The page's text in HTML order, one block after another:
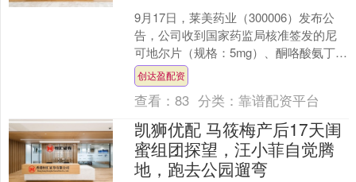
9月17日，莱美药业（300006）发布公
告，公司收到国家药监局核准签发的尼
可地尔片（规格：5mg）、酮咯酸氨丁三
醇注射液（规格 1ml：30mg）两个药品
的药....
创达盈配资
查看：83 分类：靠谱配资平台
凯狮优配 马筱梅产后17天闺
蜜组团探望，汪小菲自觉腾
地，跑去公园遛弯